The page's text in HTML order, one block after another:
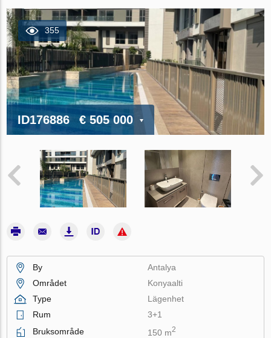
355
ID176886 € 505 000
By
Antalya
Området
Konyaalti
Type
Lägenhet
Rum
3+1
Bruksområde
150 m2